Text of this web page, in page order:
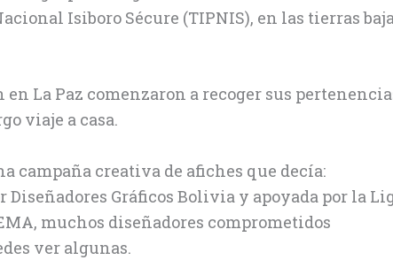
Isiboro Sécure (TIPNIS), en las tierras
La Paz comenzaron a recoger sus
viaje a casa.
campaña creativa de afiches que decía:
Diseñadores Gráficos Bolivia y apoyada por la
muchos diseñadores comprometidos
ver algunas.